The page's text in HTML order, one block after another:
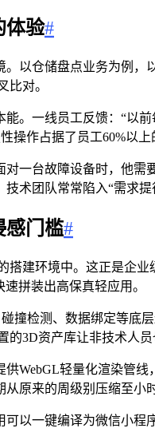
体验#
以仓储盘点业务为例
比对。
。一线员工反馈：“以
操作占据了员工60%以上
一台故障设备时，他
术团队常常陷入“需求
感门槛#
建环境中。这正是企
拼装出高保真轻应用。
撞检测、数据绑定等底
3D资产库让非技术人
WebGL轻量化渲染管
原来的周级别压缩至小
以一键编译为微信小程